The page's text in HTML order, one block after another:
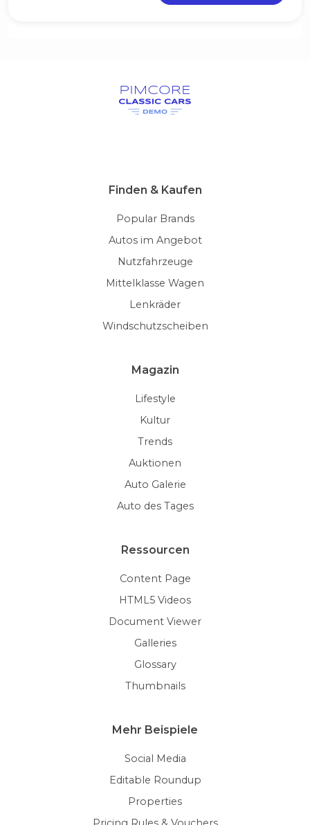
Finden & Kaufen
Popular Brands
Autos im Angebot
Nutzfahrzeuge
Mittelklasse Wagen
Lenkräder
Windschutzscheiben
Magazin
Lifestyle
Kultur
Trends
Auktionen
Auto Galerie
Auto des Tages
Ressourcen
Content Page
HTML5 Videos
Document Viewer
Galleries
Glossary
Thumbnails
Mehr Beispiele
Social Media
Editable Roundup
Properties